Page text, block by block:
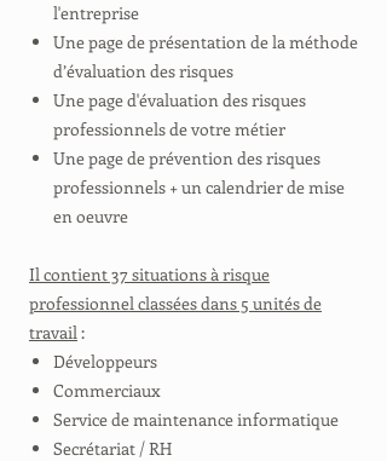
l'entreprise
Une page de présentation de la méthode
d’évaluation des risques
Une page d'évaluation des risques
professionnels de votre métier
Une page de prévention des risques
professionnels + un calendrier de mise
en oeuvre
Il contient 37 situations à risque
professionnel classées dans 5 unités de
travail:
Développeurs
Commerciaux
Service de maintenance informatique
Secrétariat / RH